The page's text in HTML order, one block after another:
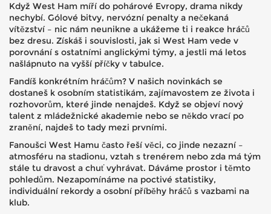
Když West Ham míří do pohárové Evropy, drama nikdy
nechybí. Gólové bitvy, nervózní penalty a nečekaná
vítězství – nic nám neunikne a ukážeme ti i reakce hráčů
bez dresu. Získáš i souvislosti, jak si West Ham vede v
porovnání s ostatními anglickými týmy, a jestli má letos
našlápnuto na vyšší příčky v tabulce.
Fandíš konkrétním hráčům? V našich novinkách se
dostaneš k osobním statistikám, zajímavostem ze života i
rozhovorům, které jinde nenajdeš. Když se objeví nový
talent z mládežnické akademie nebo se někdo vrací po
zranění, najdeš to tady mezi prvními.
Fanoušci West Hamu často řeší věci, co jinde nezazní –
atmosféru na stadionu, vztah s trenérem nebo zda má tým
stále tu dravost a chuť vyhrávat. Dáváme prostor i těmto
pohledům. Nezapomínáme na poctivé statistiky,
individuální rekordy a osobní příběhy hráčů s vazbami na
klub.